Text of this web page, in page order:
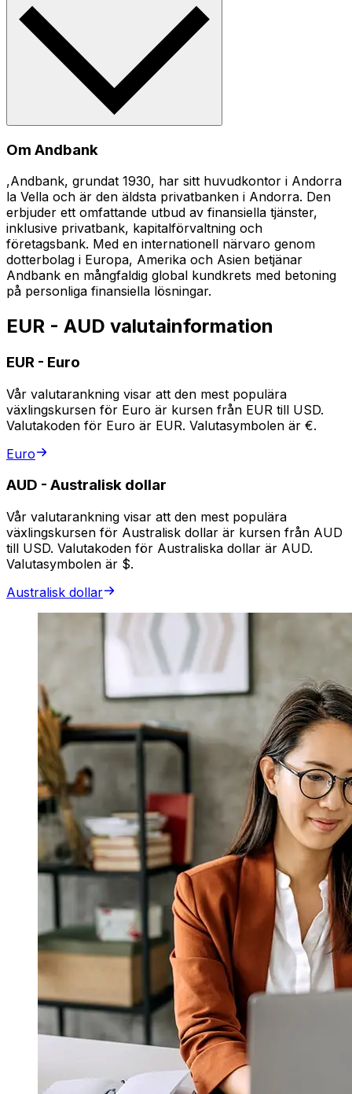
Om Andbank
,Andbank, grundat 1930, har sitt huvudkontor i Andorra
la Vella och är den äldsta privatbanken i Andorra. Den
erbjuder ett omfattande utbud av finansiella tjänster,
inklusive privatbank, kapitalförvaltning och
företagsbank. Med en internationell närvaro genom
dotterbolag i Europa, Amerika och Asien betjänar
Andbank en mångfaldig global kundkrets med betoning
på personliga finansiella lösningar.
EUR - AUD valutainformation
EUR - Euro
Vår valutarankning visar att den mest populära
växlingskursen för Euro är kursen från EUR till USD.
Valutakoden för Euro är EUR. Valutasymbolen är €.
Euro
AUD - Australisk dollar
Vår valutarankning visar att den mest populära
växlingskursen för Australisk dollar är kursen från AUD
till USD. Valutakoden för Australiska dollar är AUD.
Valutasymbolen är $.
Australisk dollar